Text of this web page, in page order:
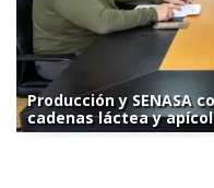
Producción y SENASA
cadenas láctea y